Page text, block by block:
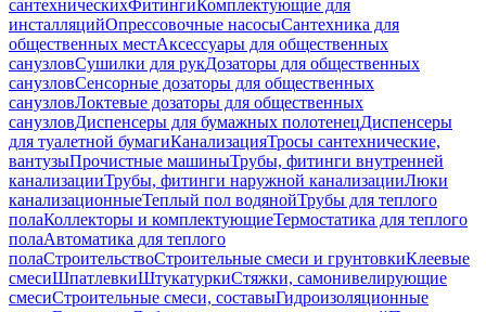
сантехническихФитингиКомплектующие для
инсталляцийОпрессовочные насосыСантехника для
общественных местАксессуары для общественных
санузловСушилки для рукДозаторы для общественных
санузловСенсорные дозаторы для общественных
санузловЛоктевые дозаторы для общественных
санузловДиспенсеры для бумажных полотенецДиспенсеры
для туалетной бумагиКанализацияТросы сантехнические,
вантузыПрочистные машиныТрубы, фитинги внутренней
канализацииТрубы, фитинги наружной канализацииЛюки
канализационныеТеплый пол водянойТрубы для теплого
полаКоллекторы и комплектующиеТермостатика для теплого
полаАвтоматика для теплого
полаСтроительствоСтроительные смеси и грунтовкиКлеевые
смесиШпатлевкиШтукатуркиСтяжки, самонивелирующие
смесиСтроительные смеси, составыГидроизоляционные